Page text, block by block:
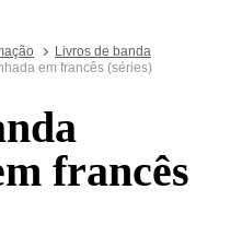
Livros de banda
em francês (séries)
francês